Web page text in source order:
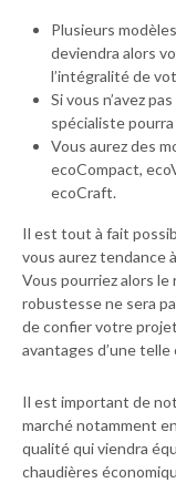
Plusieurs
deviendra alors
l’intégralité de
Si vous n’avez
spécialiste
Vous aurez des
ecoCompact,
ecoCraft.
Il est tout à fait
vous aurez tendance
Vous pourriez alors
robustesse ne sera
de confier votre
avantages d’une
Il est important de
marché notamment
qualité qui viendra
chaudières